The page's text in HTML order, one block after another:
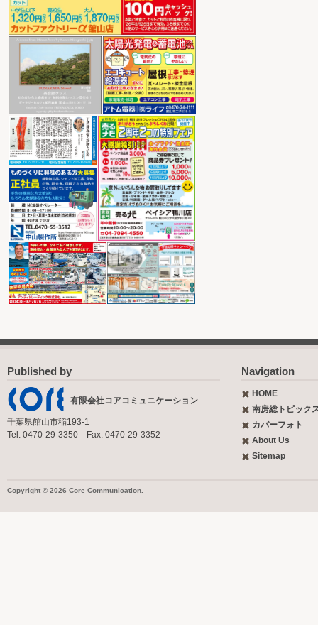
Published by
有限会社コアコミュニケーション
千葉県館山市稲193-1
Tel: 0470-29-3350 Fax: 0470-29-3352
Navigation
HOME
南房総トピック
カバーフォト
About Us
Sitemap
Copyright © 2026 Core Communication.